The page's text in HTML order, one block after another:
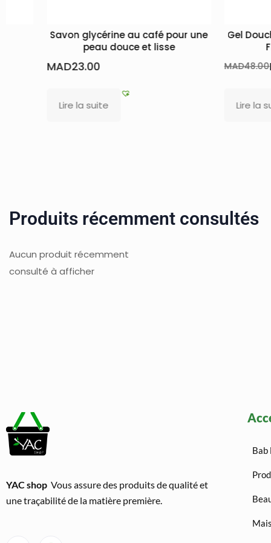
Savon glycérine au café pour une
peau douce et lisse
MAD23.00
Lire la suite
Gel
MAD48.00
Lire la
Produits récemment consultés
Aucun produit récemment
consulté à afficher
YAC shop Vous assure des produits de qualité et
une traçabilité de la matière première.
Bab